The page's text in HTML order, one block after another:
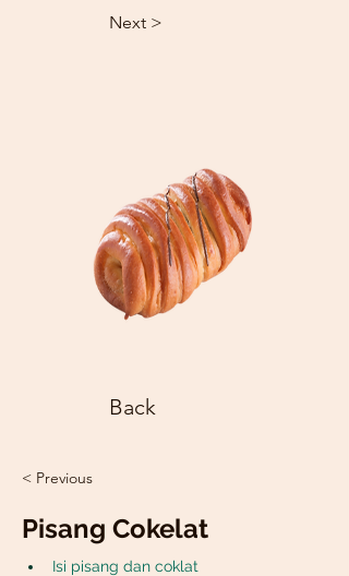
Next >
Back
< Previous
Pisang Cokelat
Isi pisang dan coklat